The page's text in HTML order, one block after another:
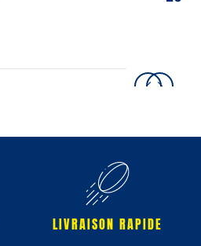
LIVRAISON RAPIDE